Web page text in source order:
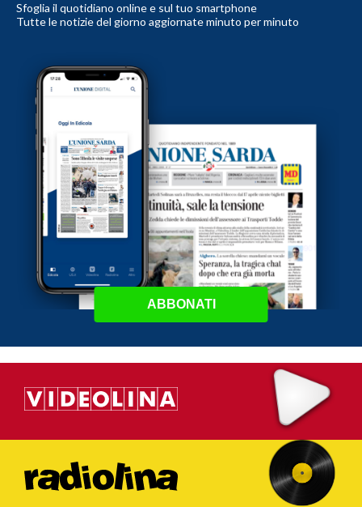
Sfoglia il quotidiano online e sul tuo smartphone
Tutte le notizie del giorno aggiornate minuto per minuto
ABBONATI